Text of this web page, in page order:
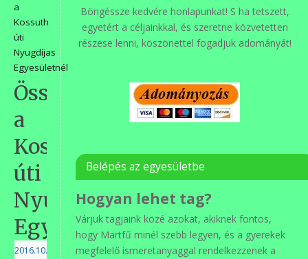
a
Kossuth
úti
Nyugdíjas
Egyesületnél
Összejövetel
a
Kossuth
úti
Nyugdíjas
Egyesületnél
2016.10.01.
Böngéssze kedvére honlapunkat! S ha tetszett,
egyetért a céljainkkal, és szeretne közvetetten
részese lenni, köszönettel fogadjuk adományát!
Belépés az egyesületbe
Hogyan lehet tag?
Várjuk tagjaink közé azokat, akiknek fontos,
hogy Martfű minél szebb legyen, és a gyerekek
megfelelő ismeretanyaggal rendelkezzenek a